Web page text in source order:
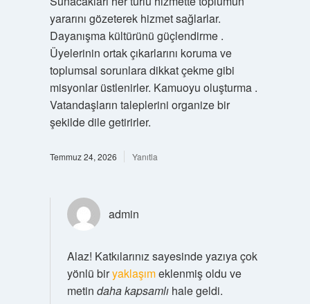
yararını gözeterek hizmet sağlarlar.
Dayanışma kültürünü güçlendirme .
Üyelerinin ortak çıkarlarını koruma ve
toplumsal sorunlara dikkat çekme gibi
misyonlar üstlenirler. Kamuoyu oluşturma .
Vatandaşların taleplerini organize bir
şekilde dile getirirler.
Temmuz 24, 2026 Yanıtla
admin
Alaz! Katkılarınız sayesinde yazıya çok
yönlü biryaklaşımeklenmiş oldu ve
metin daha kapsamlıhale geldi.